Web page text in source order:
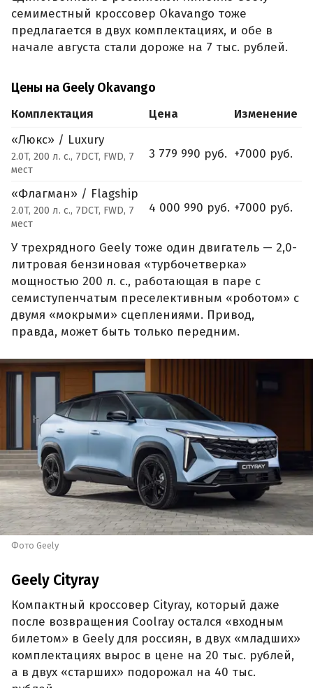
семиместный кроссовер Okavango тоже
предлагается в двух комплектациях, и обе в
начале августа стали дороже на 7 тыс. рублей.
Цены на Geely Okavango
Комплектация Цена
Изменение
«Люкс» / Luxury
2.0T, 200 л. с., 7DCT, FWD, 7
мест
3 779 990 руб. +7000 руб.
«Флагман» / Flagship
2.0T, 200 л. с., 7DCT, FWD, 7
мест
4 000 990 руб. +7000 руб.
У трехрядного Geely тоже один двигатель — 2,0-
литровая бензиновая «турбочетверка»
мощностью 200 л. с., работающая в паре с
семиступенчатым преселективным «роботом» с
двумя «мокрыми» сцеплениями. Привод,
правда, может быть только передним.
Фото Geely
Geely Cityray
Компактный кроссовер Cityray, который даже
после возвращения Coolray остался «входным
билетом» в Geely для россиян, в двух «младших»
комплектациях вырос в цене на 20 тыс. рублей,
а в двух «старших» подорожал на 40 тыс.